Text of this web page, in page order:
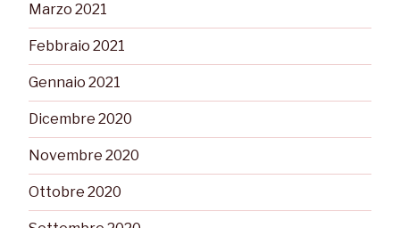
Marzo 2021
Febbraio 2021
Gennaio 2021
Dicembre 2020
Novembre 2020
Ottobre 2020